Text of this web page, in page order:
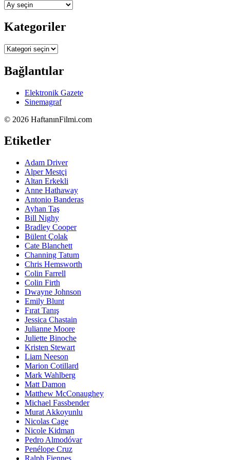
Arşivler
Kategoriler
Kategoriler
Bağlantılar
Elektronik Gazete
Sinemagraf
© 2026 HaftanınFilmi.com
Etiketler
Adam Driver
Alper Mestçi
Altan Erkekli
Anne Hathaway
Antonio Banderas
Ayhan Taş
Bill Nighy
Bradley Cooper
Bülent Çolak
Cate Blanchett
Channing Tatum
Chris Hemsworth
Colin Farrell
Colin Firth
Dwayne Johnson
Emily Blunt
Fırat Tanış
Jessica Chastain
Julianne Moore
Juliette Binoche
Kristen Stewart
Liam Neeson
Marion Cotillard
Mark Wahlberg
Matt Damon
Matthew McConaughey
Michael Fassbender
Murat Akkoyunlu
Nicolas Cage
Nicole Kidman
Pedro Almodóvar
Penélope Cruz